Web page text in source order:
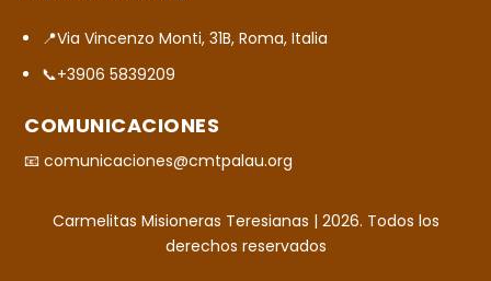
📍Via Vincenzo Monti, 31B, Roma, Italia
📞+3906 5839209
COMUNICACIONES
📧 comunicaciones@cmtpalau.org
Carmelitas Misioneras Teresianas | 2026. Todos los
derechos reservados